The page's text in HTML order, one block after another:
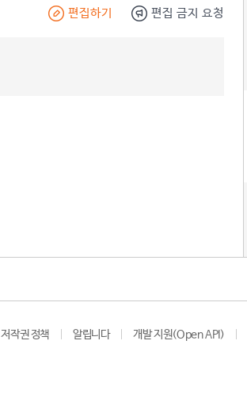
편집하기 편집 금지 요청
저작권 정책 알립니다 개발 지원(Open API)